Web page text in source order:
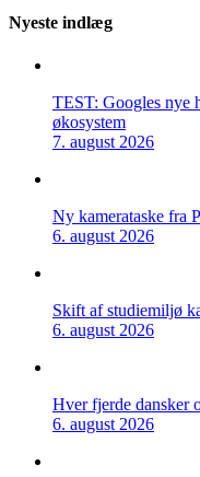
Nyeste indlæg
TEST: Googles nye
økosystem
7. august 2026
Ny kamerataske fra
6. august 2026
Skift af studiemiljø
6. august 2026
Hver fjerde dansker
6. august 2026